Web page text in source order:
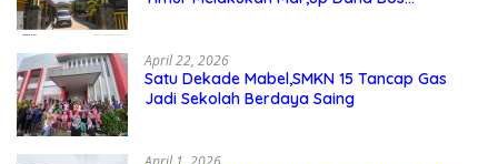
April 22, 2026
Satu Dekade Mabel,SMKN 15 Tancap Gas
Jadi Sekolah Berdaya Saing